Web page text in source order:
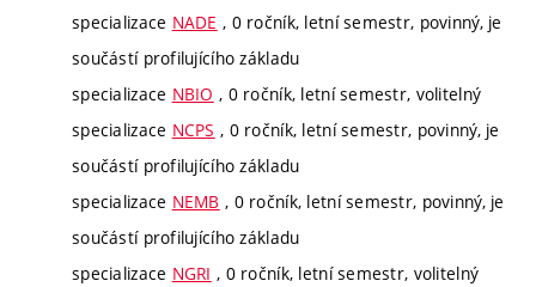
specializace NADE , 0 ročník, letní semestr, povinný, je
součástí profilujícího základu
specializace NBIO , 0 ročník, letní semestr, volitelný
specializace NCPS , 0 ročník, letní semestr, povinný, je
součástí profilujícího základu
specializace NEMB , 0 ročník, letní semestr, povinný, je
součástí profilujícího základu
specializace NGRI , 0 ročník, letní semestr, volitelný